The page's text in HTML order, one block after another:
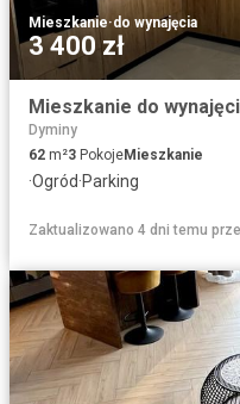
Mieszkanie·do wynajęcia
3 400 zł
Dyminy
62 m²3 PokojeMieszkanie
·Ogród·Parking
Zaktualizowano 4 dni temu